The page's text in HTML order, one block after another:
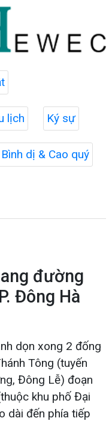
lịch Ký sự
Bình dị & Cao quý
đường
Đông Hà
dọn xong 2 đống
Tông (tuyến
Đông Lễ) đoạn
khu phố Đại
dài đến phía tiếp